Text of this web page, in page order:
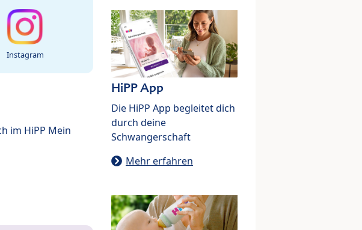
Instagram
im HiPP Mein
HiPP App
Die HiPP App begleitet dich
durch deine
Schwangerschaft
Mehr erfahren